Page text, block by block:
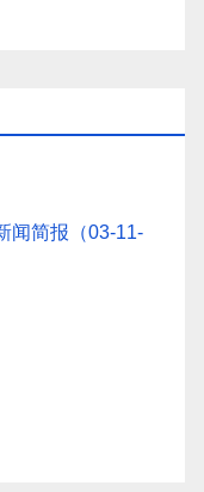
闻简报（03-11-